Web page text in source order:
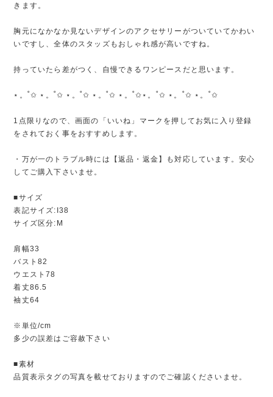
きます。
胸元になかなか見ないデザインのアクセサリーがついていてかわい
いですし、全体のスタッズもおしゃれ感が高いですね。
持っていたら差がつく、自慢できるワンピースだと思います。
⋆。˚✩ ⋆。˚✩ ⋆。˚✩ ⋆。˚✩ ⋆。˚✩⋆。˚✩ ⋆。˚✩ ⋆。˚✩
1点限りなので、画面の「いいね」マークを押してお気に入り登録
をされておく事をおすすめします。
・万が一のトラブル時には【返品・返金】も対応しています。安心
してご購入下さいませ。
■サイズ
表記サイズ:I38
サイズ区分:M
肩幅33
バスト82
ウエスト78
着丈86.5
袖丈64
※単位/cm
多少の誤差はご容赦下さい
■素材
品質表示タグの写真を載せておりますのでご確認くださいませ。